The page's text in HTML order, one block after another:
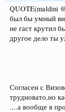
QUOTE(maldini
был бы умный
не гаст крутил
другое дело ты
Согласен с
трудновато,но
....а вообще я